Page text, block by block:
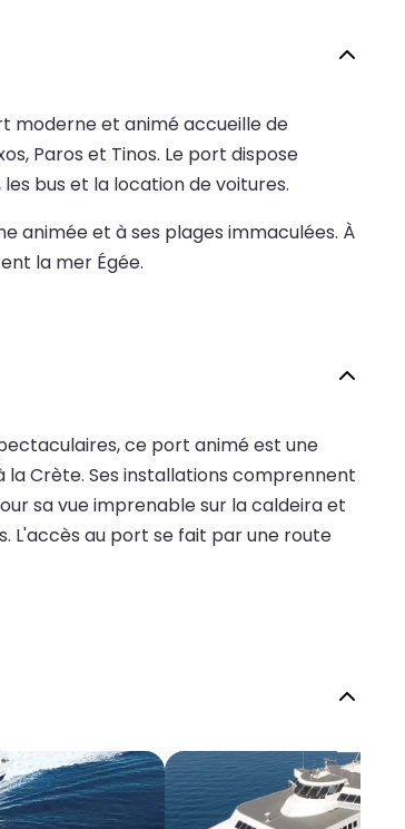
moderne et animé accueille de
Paros et Tinos. Le port dispose
bus et la location de voitures.
animée et à ses plages immaculées. À
la mer Égée.
ce port animé est une
Crète. Ses installations comprennent
sa vue imprenable sur la caldeira et
L'accès au port se fait par une route